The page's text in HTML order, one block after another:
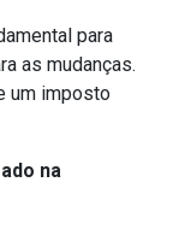
para
as mudanças.
um imposto
na